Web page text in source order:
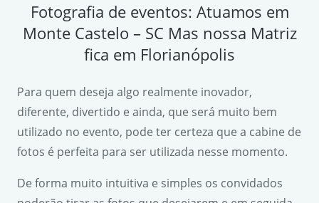
Fotografia de eventos: Atuamos em
Monte Castelo – SC Mas nossa Matriz
fica em Florianópolis
Para quem deseja algo realmente inovador,
diferente, divertido e ainda, que será muito bem
utilizado no evento, pode ter certeza que a cabine de
fotos é perfeita para ser utilizada nesse momento.
De forma muito intuitiva e simples os convidados